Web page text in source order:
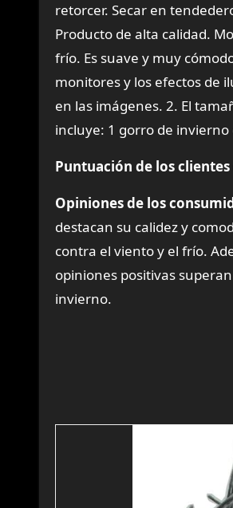
retorcer. Secar en
Producto de alta calidad.
frío. Es suave y muy
monitores y los efectos de
en las imágenes. 2. El
incluye: 1 gorro de
Puntuación de los clientes
Opiniones de los
destacan su calidez y
contra el viento y el frío.
opiniones positivas
invierno.